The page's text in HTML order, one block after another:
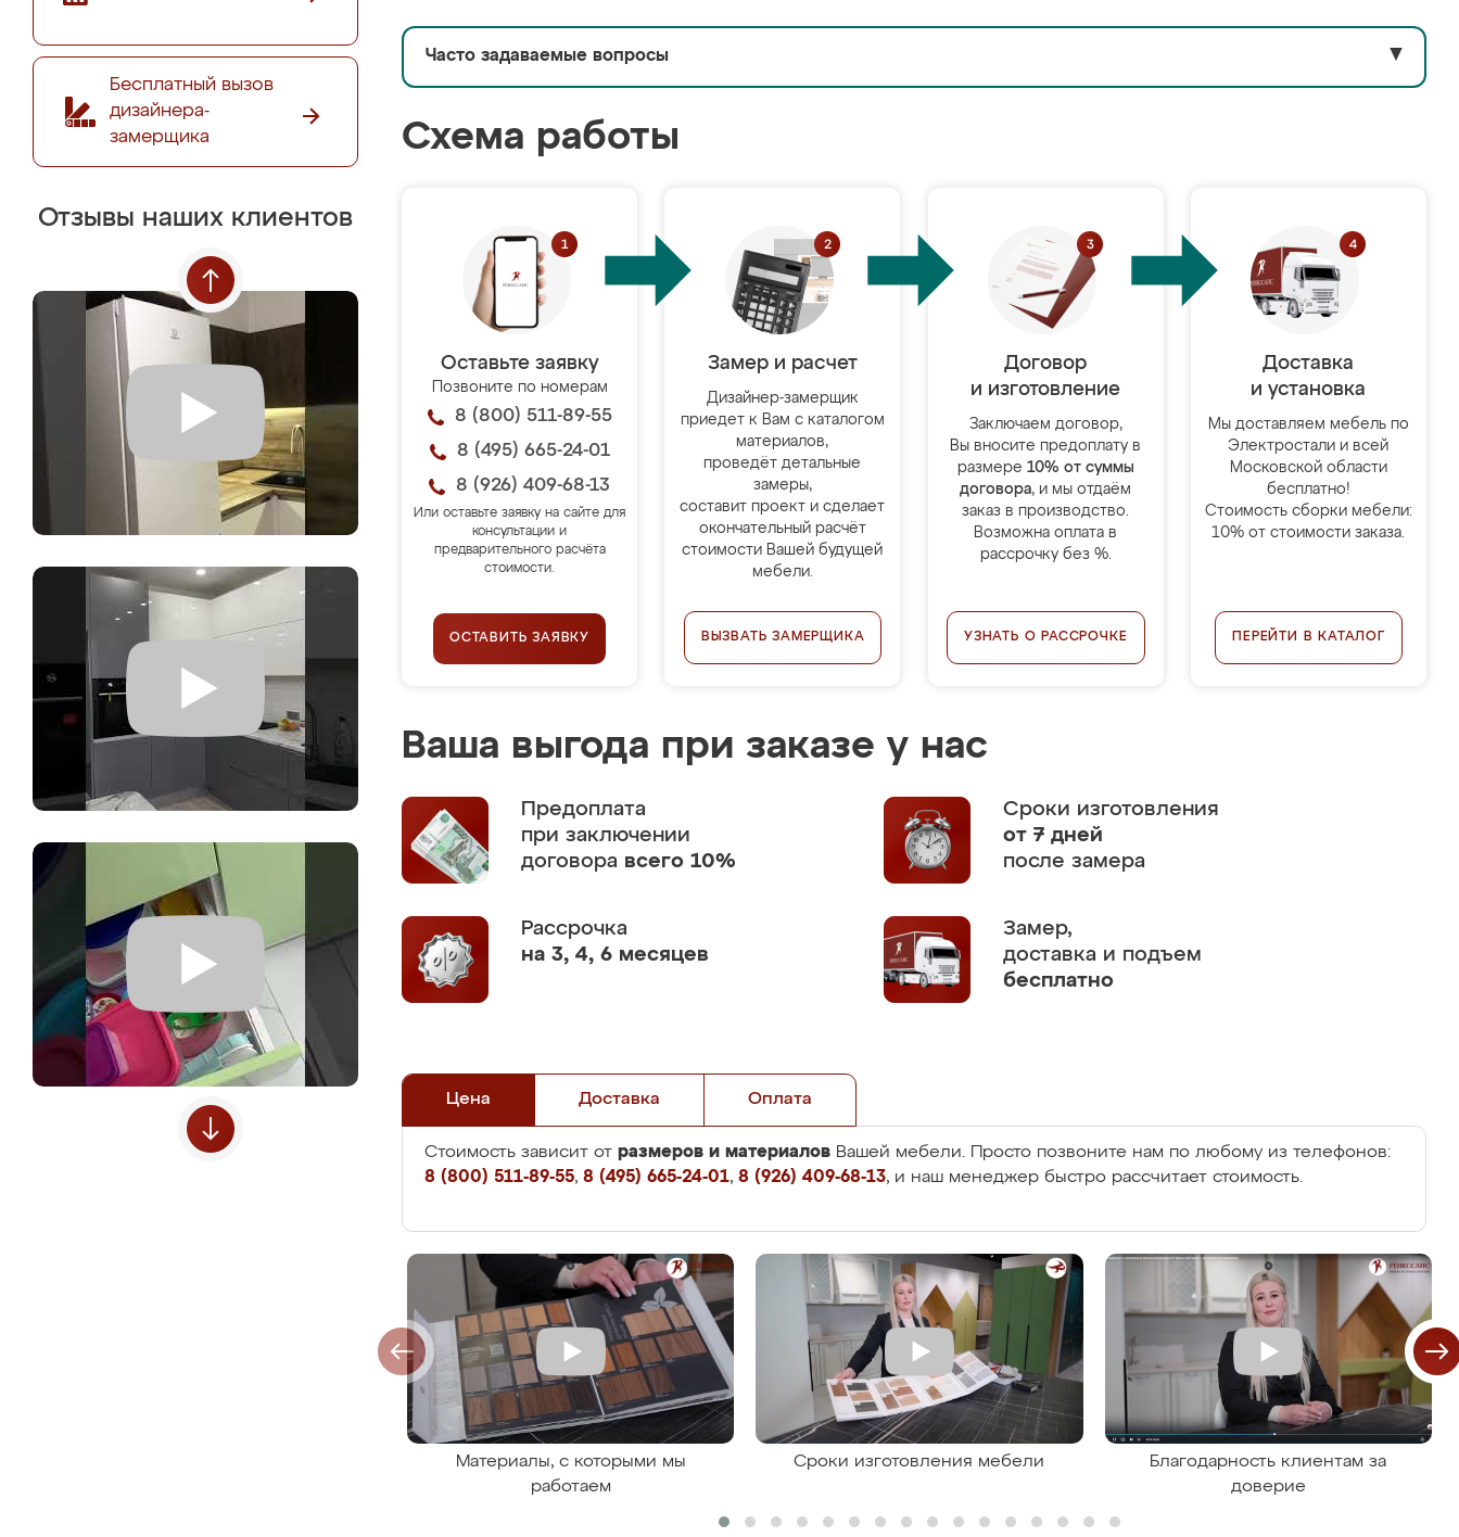
Бесплатный вызов
дизайнера-
замерщика
Отзывы наших клиентов
Часто задаваемые вопросы ▼
Схема работы
Оставьте заявку
Позвоните по номерам
8 (800) 511-89-55
8 (495) 665-24-01
8 (926) 409-68-13
Или оставьте заявку на сайте для
консультации и
предварительного расчёта
стоимости.
ОСТАВИТЬ ЗАЯВКУ
Замер и расчет
Дизайнер-замерщик
приедет к Вам с каталогом
материалов,
проведёт детальные
замеры,
составит проект и сделает
окончательный расчёт
стоимости Вашей будущей
мебели.
ВЫЗВАТЬ ЗАМЕРЩИКА
Договор
и изготовление
Заключаем договор,
Вы вносите предоплату в
размере 10% от суммы
договора, и мы отдаём
заказ в производство.
Возможна оплата в
рассрочку без %.
УЗНАТЬ О РАССРОЧКЕ
Доставка
и установка
Мы доставляем мебель по
Электростали и всей
Московской области
бесплатно!
Стоимость сборки мебели:
10% от стоимости заказа.
ПЕРЕЙТИ В КАТАЛОГ
Ваша выгода при заказе у нас
Предоплата
при заключении
договора всего 10%
Сроки изготовления
от 7 дней
после замера
Рассрочка
на 3, 4, 6 месяцев
Замер,
доставка и подъем
бесплатно
Цена Доставка Оплата
Стоимость зависит от размеров и материалов Вашей мебели. Просто позвоните нам по любому из телефонов:
8 (800) 511-89-55, 8 (495) 665-24-01, 8 (926) 409-68-13, и наш менеджер быстро рассчитает стоимость.
Материалы, с которыми мы
работаем
Сроки изготовления мебели
Благодарность клиентам за
доверие